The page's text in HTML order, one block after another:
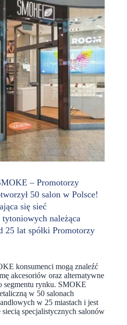
– Promotorzy
50 salon w Polsce!
się sieć
należąca
25 lat spółki Promotorzy
konsumenci mogą znaleźć
akcesoriów oraz alternatywne
segmentu rynku. SMOKE
w 50 salonach
w 25 miastach i jest
specjalistycznych salonów